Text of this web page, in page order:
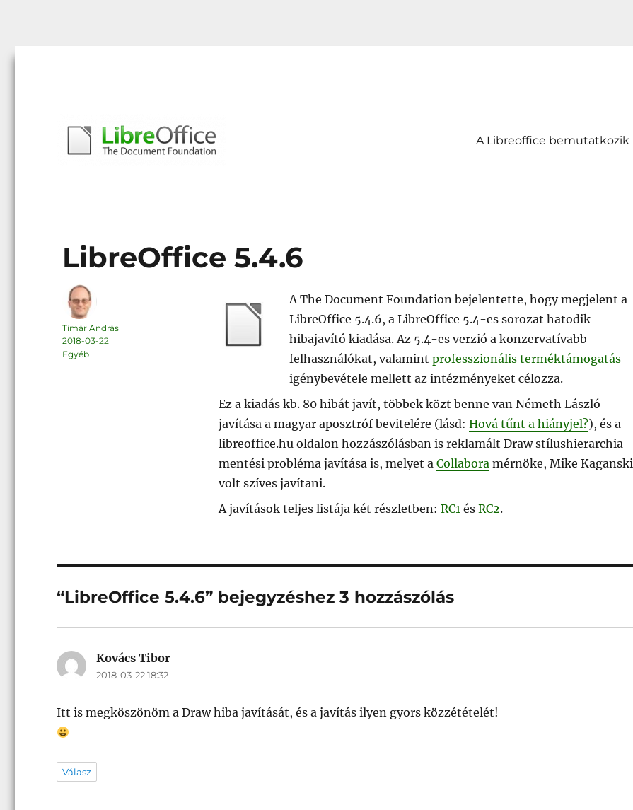
A Libreoffice bemutatkozik
LibreOffice 5.4.6
A The Document Foundation bejelentette, hogy megjelent a
LibreOffice 5.4.6, a LibreOffice 5.4-es sorozat hatodik
hibajavító kiadása. Az 5.4-es verzió a konzervatívabb
felhasználókat, valamint professzionális terméktámogatás
igénybevétele mellett az intézményeket célozza.
Ez a kiadás kb. 80 hibát javít, többek közt benne van Németh László
javítása a magyar aposztróf bevitelére (lásd: Hová tűnt a hiányjel?), és a
libreoffice.hu oldalon hozzászólásban is reklamált Draw stílushierarchia-
mentési probléma javítása is, melyet a Collabora mérnöke, Mike Kaganski
volt szíves javítani.
A javítások teljes listája két részletben: RC1 és RC2.
Szerző
Timár András
Közzétéve
2018-03-22
Kategória
Egyéb
“LibreOffice 5.4.6” bejegyzéshez 3 hozzászólás
Kovács Tibor
2018-03-22 18:32
Itt is megköszönöm a Draw hiba javítását, és a javítás ilyen gyors közzétételét!
Válasz